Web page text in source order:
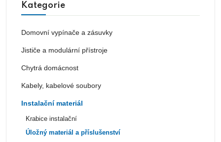
Kategorie
Domovní vypínače a zásuvky
Jističe a modulární přístroje
Chytrá domácnost
Kabely, kabelové soubory
Instalační materiál
Krabice instalační
Úložný materiál a příslušenství